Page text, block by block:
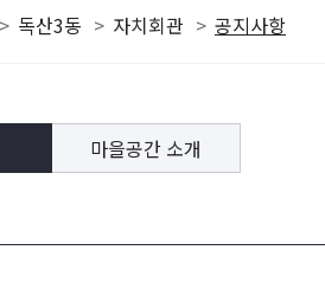
독산3동 자치회관 공지사항
마을공간 소개